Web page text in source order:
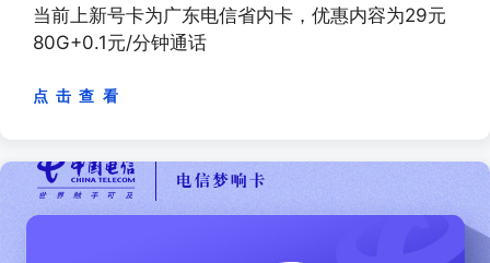
当前上新号卡为广东电信省内卡，优惠内容为29元
80G+0.1元/分钟通话
点 击 查 看